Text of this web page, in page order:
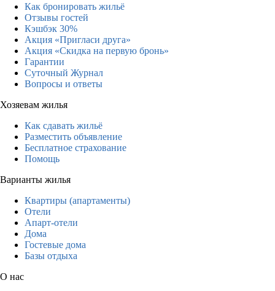
Как бронировать жильё
Отзывы гостей
Кэшбэк 30%
Акция «Пригласи друга»
Акция «Скидка на первую бронь»
Гарантии
Суточный Журнал
Вопросы и ответы
Хозяевам жилья
Как сдавать жильё
Разместить объявление
Бесплатное страхование
Помощь
Варианты жилья
Квартиры (апартаменты)
Отели
Апарт-отели
Дома
Гостевые дома
Базы отдыха
О нас